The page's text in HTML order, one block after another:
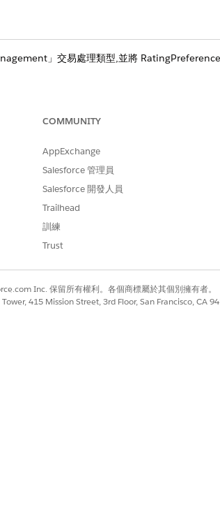
」交易處理類型,並將
使用率。這可防止未來目錄變更影響進行
目比率卡項目」記錄,以維護訂單的確切比率。
COMMUNITY
AppExchange
Salesforce 管理員
Salesforce 開發人員
Trailhead
訓練
Trust
Inc. 保留所有權利。各個商標屬於其個別擁有者。
415 Mission Street, 3rd Floor, San Francisco, CA